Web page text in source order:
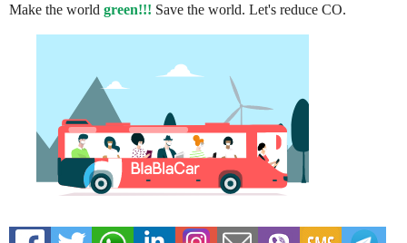
Make the world green!!! Save the world. Let's reduce CO.